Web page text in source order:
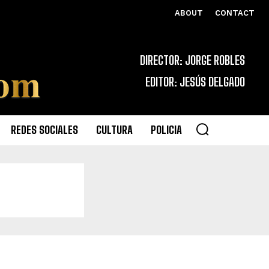
ABOUT CONTACT
DIRECTOR: JORGE ROBLES
EDITOR: JESÚS DELGADO
REDES SOCIALES CULTURA POLICIA